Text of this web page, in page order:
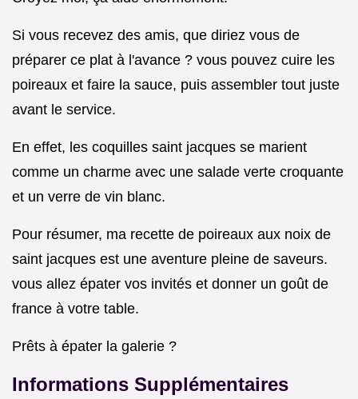
Si vous recevez des amis, que diriez vous de
préparer ce plat à l'avance ? vous pouvez cuire les
poireaux et faire la sauce, puis assembler tout juste
avant le service.
En effet, les coquilles saint jacques se marient
comme un charme avec une salade verte croquante
et un verre de vin blanc.
Pour résumer, ma recette de poireaux aux noix de
saint jacques est une aventure pleine de saveurs.
vous allez épater vos invités et donner un goût de
france à votre table.
Prêts à épater la galerie ?
Informations Supplémentaires